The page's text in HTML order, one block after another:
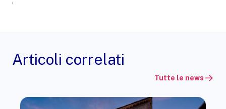
Articoli correlati
Tutte le news